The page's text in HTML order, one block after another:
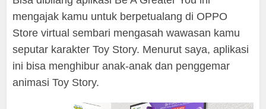
mengajak kamu untuk berpetualang di OPPO
Store virtual sembari mengasah wawasan kamu
seputar karakter Toy Story. Menurut saya, aplikasi
ini bisa menghibur anak-anak dan penggemar
animasi Toy Story.